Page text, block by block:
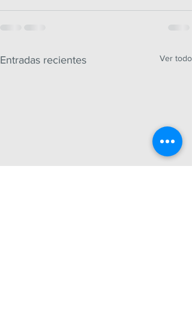
Entradas recientes Ver todo